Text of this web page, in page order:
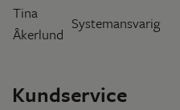
Tina
Åkerlund
Systemansvarig
Kundservice